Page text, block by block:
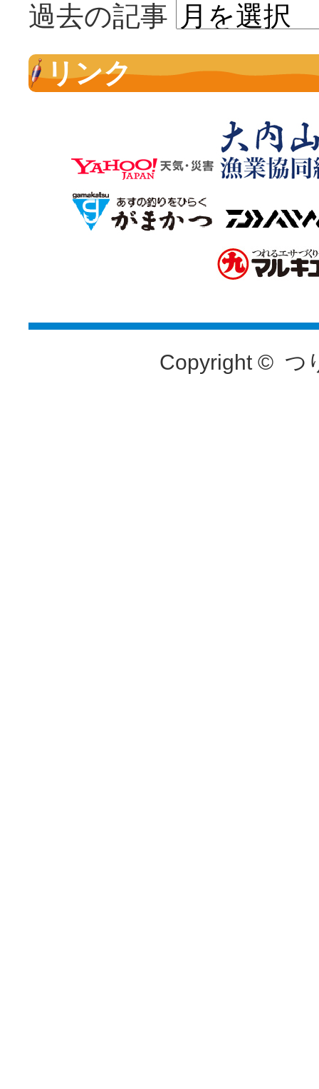
過去の記事
リンク
Copyright © つ